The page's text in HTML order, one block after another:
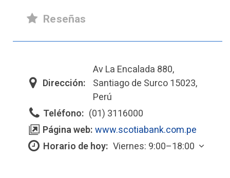
Reseñas
Dirección:
Av La Encalada 880,
Santiago de Surco 15023,
Perú
Teléfono: (01) 3116000
Página web: www.scotiabank.com.pe
Horario de hoy: Viernes: 9:00–18:00